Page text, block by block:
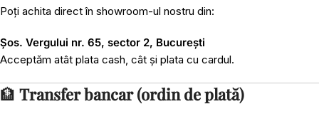
Poți achita direct în showroom-ul nostru din:
Șos. Vergului nr. 65, sector 2, București
Acceptăm atât plata cash, cât și plata cu cardul.
🏦 Transfer bancar (ordin de plată)